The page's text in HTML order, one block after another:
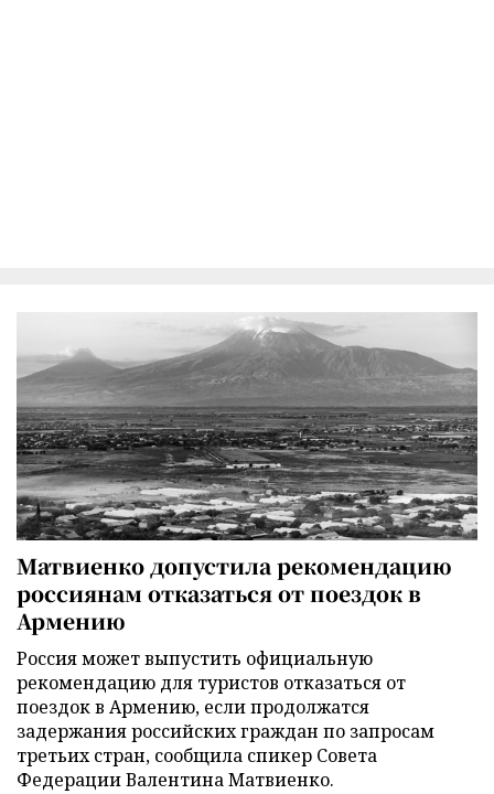
Матвиенко допустила рекомендацию
россиянам отказаться от поездок в
Армению
Россия может выпустить официальную
рекомендацию для туристов отказаться от
поездок в Армению, если продолжатся
задержания российских граждан по запросам
третьих стран, сообщила спикер Совета
Федерации Валентина Матвиенко.